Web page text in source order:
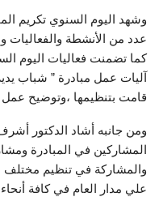
وشهد اليوم السنوي تكريم
عدد من الأنشطة والفعاليات
كما تضمنت فعاليات اليوم
آليات عمل مبادرة ” شباب
قامت بتنظيمها ،وتوضيح عمل
ومن جانبه أشاد الدكتور
المشاركين في المبادرة
والمشاركة في تنظيم مختلف
علي مدار العام في كافة